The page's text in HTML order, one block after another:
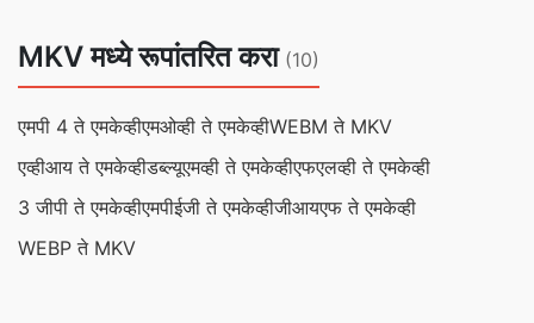
MKV मध्ये रूपांतरित करा (10)
एमपी 4 ते एमकेव्हीएमओव्ही ते एमकेव्हीWEBM ते MKV
एव्हीआय ते एमकेव्हीडब्ल्यूएमव्ही ते एमकेव्हीएफएलव्ही ते एमकेव्ही
3 जीपी ते एमकेव्हीएमपीईजी ते एमकेव्हीजीआयएफ ते एमकेव्ही
WEBP ते MKV